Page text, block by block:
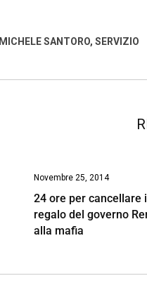
i SANTORO, SERVIZIO
Novembre 25, 2014
24 ore per cancellare
regalo del governo
alla mafia